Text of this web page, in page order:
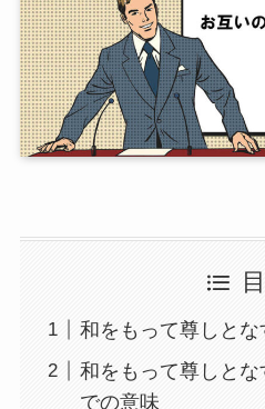
和をもって尊しとな
和をもって尊しと
での意味